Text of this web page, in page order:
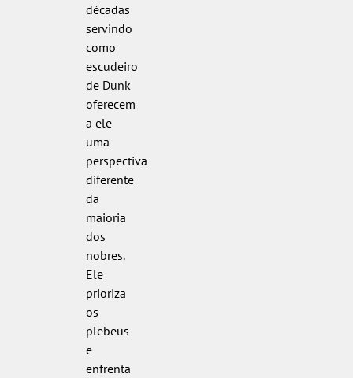
décadas
servindo
como
escudeiro
de Dunk
oferecem
a ele
uma
perspectiva
diferente
da
maioria
dos
nobres.
Ele
prioriza
os
plebeus
e
enfrenta